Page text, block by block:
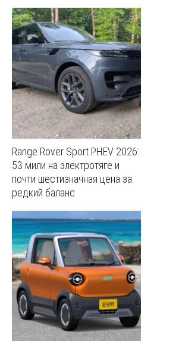
Range Rover Sport PHEV 2026:
53 мили на электротяге и
почти шестизначная цена за
редкий баланс